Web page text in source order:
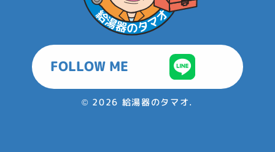
FOLLOW ME
© 2026 給湯器のタマオ.